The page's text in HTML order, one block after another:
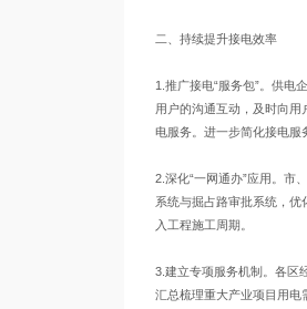
二、持续提升接电效率
1.推广接电“服务包”。供电
用户的沟通互动，及时向
电服务。进一步简化接电服
2.深化“一网通办”应用。市
系统与掘占路审批系统，
入工程施工周期。
3.建立专项服务机制。各区
汇总梳理重大产业项目用电